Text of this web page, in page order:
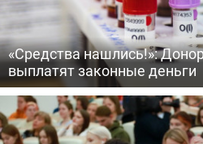
«Средства нашлись!»:
выплатят законные деньги